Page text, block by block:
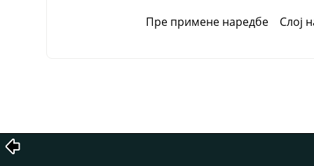
Пре примене наредбе Слој